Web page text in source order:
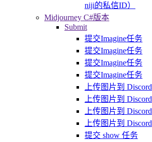
niji的私信ID）
Midjourney C#版本
Submit
提交Imagine任务
提交Imagine任务
提交Imagine任务
提交Imagine任务
上传图片到 Discord
上传图片到 Discord
上传图片到 Discord
上传图片到 Discord
提交 show 任务